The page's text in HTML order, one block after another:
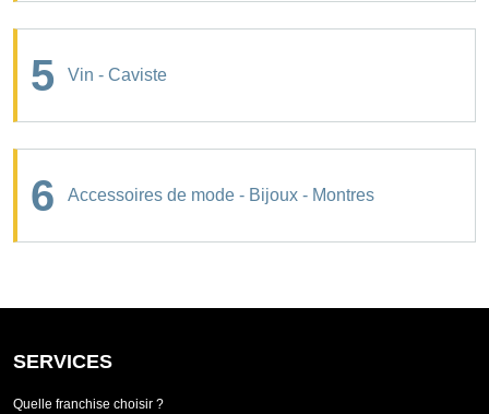
5 Vin - Caviste
6 Accessoires de mode - Bijoux - Montres
SERVICES
Quelle franchise choisir ?